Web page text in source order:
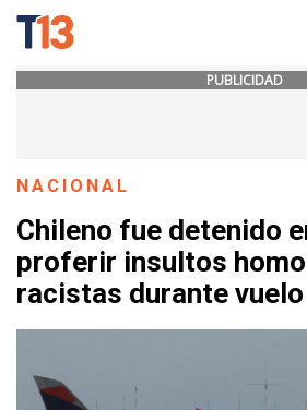
PUBLICIDAD
NACIONAL
Chileno fue detenido
proferir insultos
racistas durante